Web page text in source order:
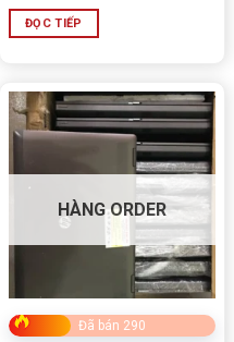
ĐỌC TIẾP
HÀNG ORDER
Đã bán 290